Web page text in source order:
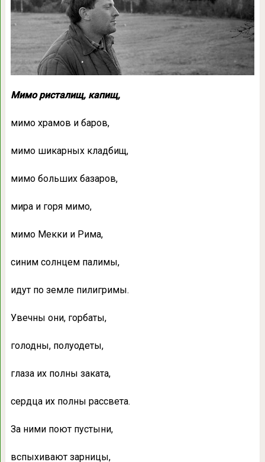
Мимо ристалищ, капищ,
мимо храмов и баров,
мимо шикарных кладбищ,
мимо больших базаров,
мира и горя мимо,
мимо Мекки и Рима,
синим солнцем палимы,
идут по земле пилигримы.
Увечны они, горбаты,
голодны, полуодеты,
глаза их полны заката,
сердца их полны рассвета.
За ними поют пустыни,
вспыхивают зарницы,